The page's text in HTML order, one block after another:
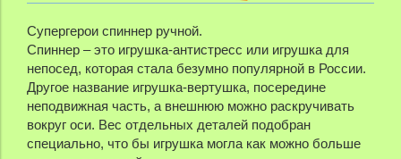
Супергерои спиннер ручной.
Спиннер – это игрушка-антистресс или игрушка для
непосед, которая стала безумно популярной в России.
Другое название игрушка-вертушка, посередине
неподвижная часть, а внешнюю можно раскручивать
вокруг оси. Вес отдельных деталей подобран
специально, что бы игрушка могла как можно больше